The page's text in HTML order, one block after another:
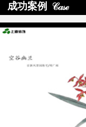
成功案例